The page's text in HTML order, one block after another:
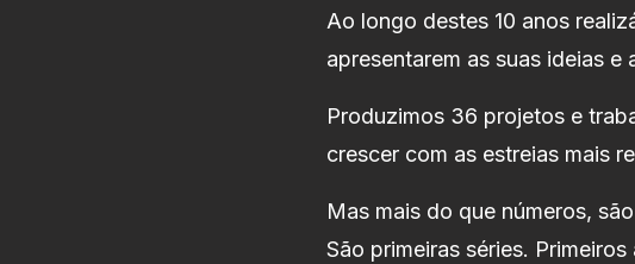
Ao longo destes 10 anos
apresentarem as suas ideias e
Produzimos 36 projetos e
crescer com as estreias mais
Mas mais do que números,
São primeiras séries.